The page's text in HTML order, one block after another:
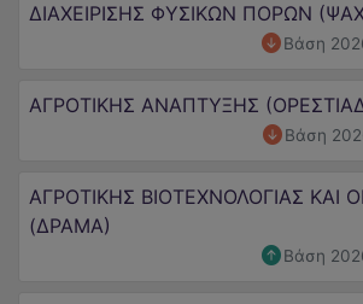
ΔΙΑΧΕΙΡΙΣΗΣ ΦΥΣΙΚΩΝ ΠΟΡΩΝ
Βάση
ΑΓΡΟΤΙΚΗΣ ΑΝΑΠΤΥΞΗΣ
Βάση
ΑΓΡΟΤΙΚΗΣ ΒΙΟΤΕΧΝΟΛΟΓΙΑΣ ΚΑΙ
(ΔΡΑΜΑ)
Βάση